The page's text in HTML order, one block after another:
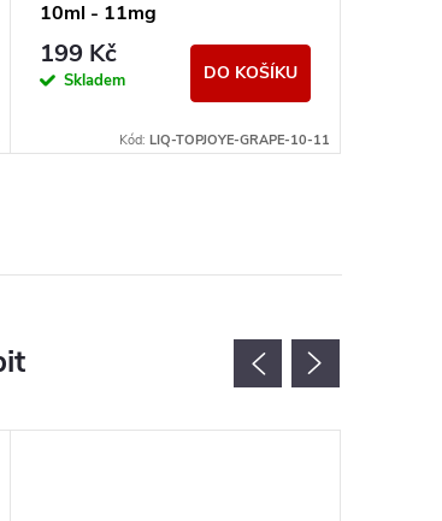
10ml - 11mg
199 Kč
Skladem DO KOŠÍKU
Kód: LIQ-TOPJOYE-GRAPE-10-11